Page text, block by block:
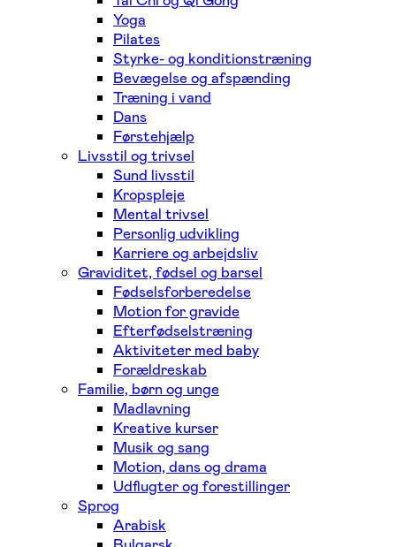
Yoga
Pilates
Styrke- og konditionstræning
Bevægelse og afspænding
Træning i vand
Dans
Førstehjælp
Livsstil og trivsel
Sund livsstil
Kropspleje
Mental trivsel
Personlig udvikling
Karriere og arbejdsliv
Graviditet, fødsel og barsel
Fødselsforberedelse
Motion for gravide
Efterfødselstræning
Aktiviteter med baby
Forældreskab
Familie, børn og unge
Madlavning
Kreative kurser
Musik og sang
Motion, dans og drama
Udflugter og forestillinger
Sprog
Arabisk